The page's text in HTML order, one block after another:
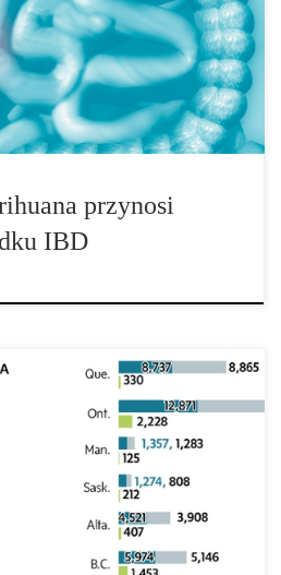
którzy próbują marihuany uważają, że
w celu łagodzenia typowych objawów
nudności i biegunki. Badania
centrum […]
przynosi
IBD
medyczną marihuanę w ramach
już kilkukrotnie ostrzegani, aby
miesiąca, albo spotkaja się z
wyjaśnia, że pacjenci, którzy
zmian w przepisach
stać się celem organów ścigania.
że nowe przepisy MMPR zostały